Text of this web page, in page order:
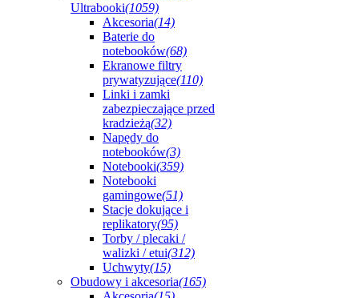
Ultrabooki(1059)
Akcesoria(14)
Baterie do
notebooków(68)
Ekranowe filtry
prywatyzujące(110)
Linki i zamki
zabezpieczające przed
kradzieżą(32)
Napędy do
notebooków(3)
Notebooki(359)
Notebooki
gamingowe(51)
Stacje dokujące i
replikatory(95)
Torby / plecaki /
walizki / etui(312)
Uchwyty(15)
Obudowy i akcesoria(165)